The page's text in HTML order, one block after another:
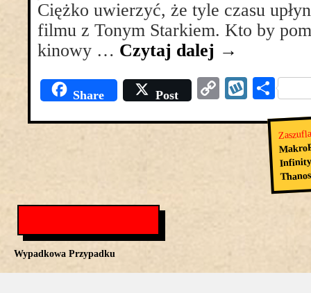
Ciężko uwierzyć, że tyle czasu
filmu z Tonym Starkiem. Kto by
kinowy … Czytaj dalej →
Share Post
Copy
się
Thanos
Wypadkowa Przypadku